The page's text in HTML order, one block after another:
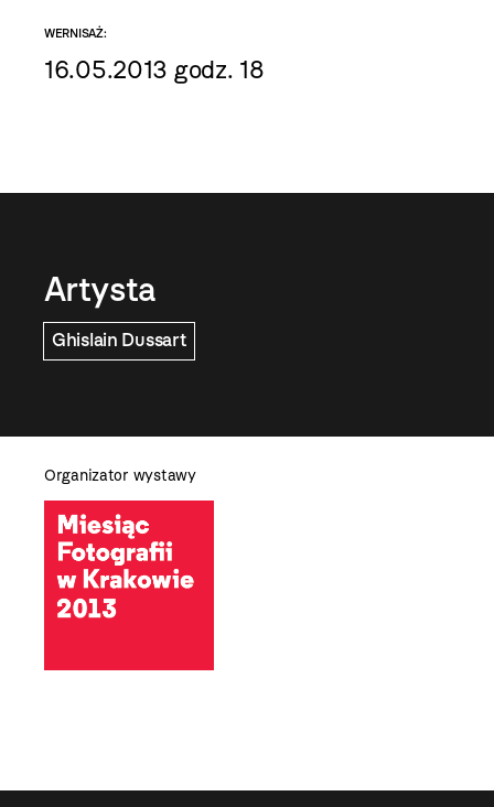
WERNISAŻ:
16.05.2013 godz. 18
Artysta
Ghislain Dussart
Organizator wystawy